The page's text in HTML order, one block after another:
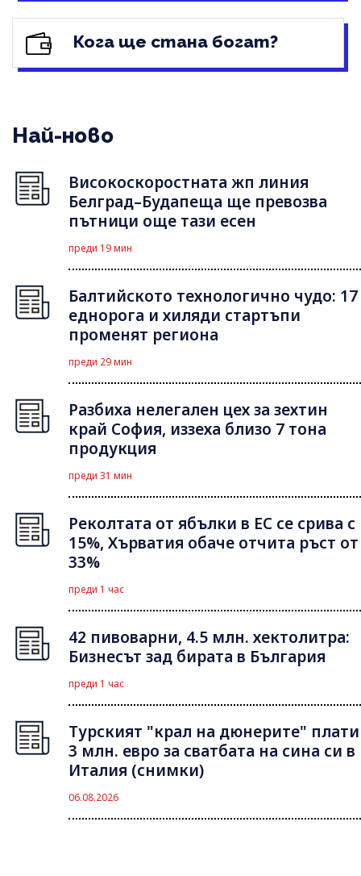
Кога ще стана богат?
Най-ново
Високоскоростната жп линия
Белград–Будапеща ще превозва
пътници още тази есен
преди 19 мин
Балтийското технологично чудо: 17
еднорога и хиляди стартъпи
променят региона
преди 29 мин
Разбиха нелегален цех за зехтин
край София, иззеха близо 7 тона
продукция
преди 31 мин
Реколтата от ябълки в ЕС се срива с
15%, Хърватия обаче отчита ръст от
33%
преди 1 час
42 пивоварни, 4.5 млн. хектолитра:
Бизнесът зад бирата в България
преди 1 час
Турският "крал на дюнерите" плати
3 млн. евро за сватбата на сина си в
Италия (снимки)
06.08.2026